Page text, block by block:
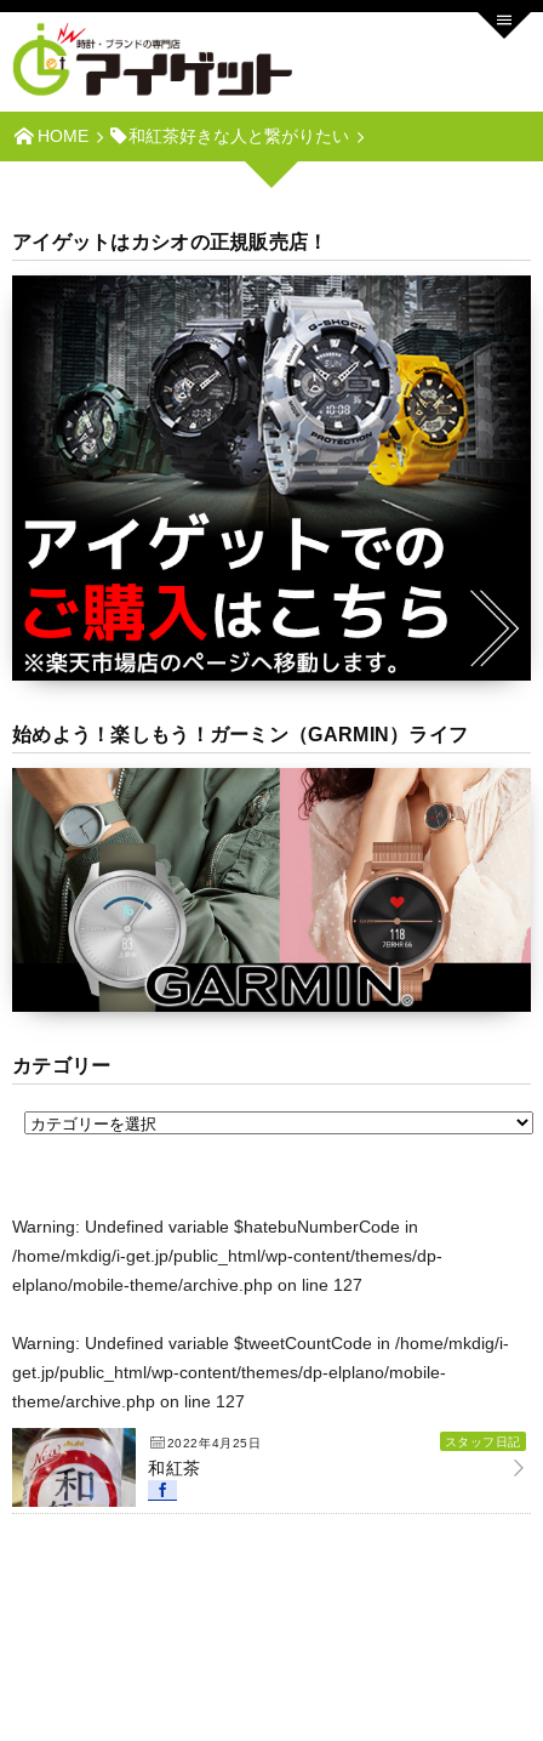
HOME 和紅茶好きな人と繋がりたい
アイゲットはカシオの正規販売店！
始めよう！楽しもう！ガーミン（GARMIN）ライフ
カテゴリー
Warning: Undefined variable $hatebuNumberCode in
/home/mkdig/i-get.jp/public_html/wp-content/themes/dp-
elplano/mobile-theme/archive.php on line 127
Warning: Undefined variable $tweetCountCode in /home/mkdig/i-
get.jp/public_html/wp-content/themes/dp-elplano/mobile-
theme/archive.php on line 127
2022年4月25日 スタッフ日記
和紅茶